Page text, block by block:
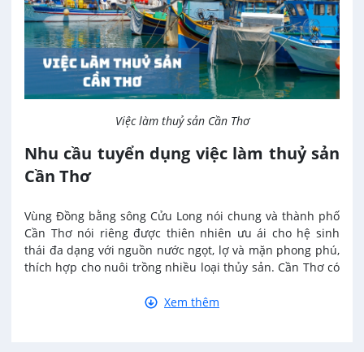
Ngân hàng
Ngành khác
Nhà hàng / Khách sạn
Thủy Sản
Quản lý chất lượng (QA/QC)
Sản xuất / Vận hành sản xuất
Việc làm tại Long Bình
Việc làm tại Long Mỹ
Việc làm tại Đại Thành
Việc làm tại Phù Lợi
Việc làm thuỷ sản Cần Thơ
Nhu cầu tuyển dụng việc làm thuỷ sản
Cần Thơ
Vùng Đồng bằng sông Cửu Long nói chung và thành phố
Cần Thơ nói riêng được thiên nhiên ưu ái cho hệ sinh
thái đa dạng với nguồn nước ngọt, lợ và mặn phong phú,
thích hợp cho nuôi trồng nhiều loại thủy sản. Cần Thơ có
ha, tạo điều kiện cho việc phát triển sản xuất quy mô lớn.
Xem thêm